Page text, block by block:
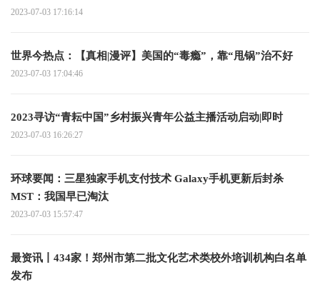
2023-07-03 17:16:14
世界今热点：【真相|漫评】美国的“毒瘾”，靠“甩锅”治不好
2023-07-03 17:04:46
2023寻访“青耘中国”乡村振兴青年公益主播活动启动|即时
2023-07-03 16:26:27
环球要闻：三星独家手机支付技术 Galaxy手机更新后封杀
MST：我国早已淘汰
2023-07-03 15:57:47
最资讯丨434家！郑州市第二批文化艺术类校外培训机构白名单
发布